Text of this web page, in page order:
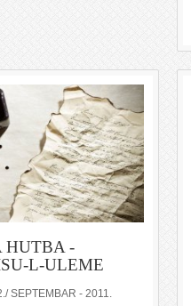
HUTBA -
L-ULEME
SEPTEMBAR - 2011.